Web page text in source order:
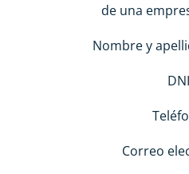
de una
Nombre y
DNI
Correo